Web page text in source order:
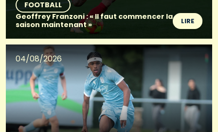
FOOTBALL
Geoffrey Franzoni : « Il faut commencer la
saison maintenant »
LIRE
04/08/2026